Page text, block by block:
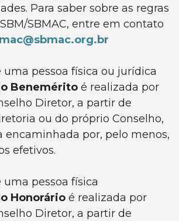
Para saber sobre as regras
SBMAC, entre em contato
uma pessoa física ou jurídica
Benemérito é realizada por
Diretor, a partir de
ou do próprio Conselho,
encaminhada por, pelo menos,
efetivos.
pessoa física
Honorário é realizada por
Diretor, a partir de